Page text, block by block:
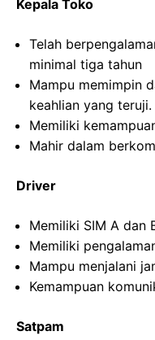
Kepala Toko
Telah
minimal tiga tahun
Mampu memimpin
keahlian yang teruji.
Memiliki
Mahir dalam
Driver
Memiliki SIM A dan
Memiliki
Mampu menjalani
Kemampuan
Satpam